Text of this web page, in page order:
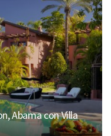
Abama con Villa